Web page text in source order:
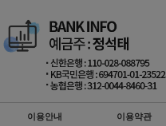
이용안내 이용약관